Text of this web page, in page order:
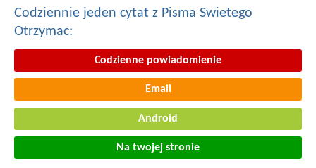
Codziennie jeden cytat z Pisma Swietego
Otrzymac:
Codzienne powiadomienie
Email
Android
Na twojej stronie